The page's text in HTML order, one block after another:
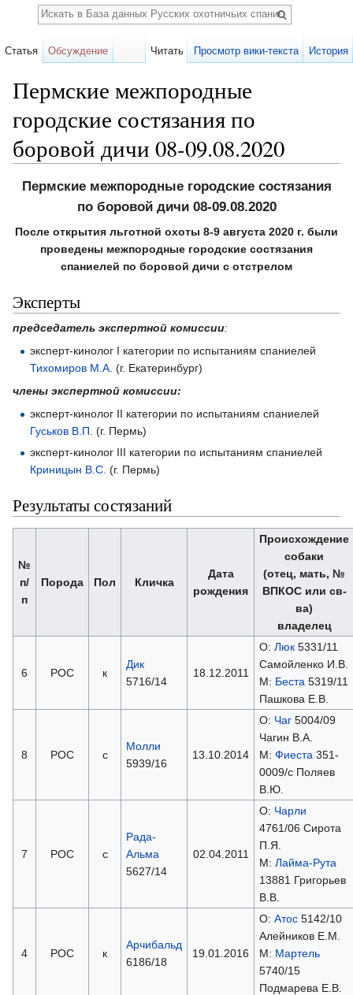
Пермские межпородные
городские состязания по
боровой дичи 08-09.08.2020
Пермские межпородные городские состязания
по боровой дичи 08-09.08.2020
После открытия льготной охоты 8-9 августа 2020 г. были
проведены межпородные городские состязания
спаниелей по боровой дичи с отстрелом
Эксперты
председатель экспертной комиссии:
эксперт-кинолог I категории по испытаниям спаниелей
Тихомиров М.А. (г. Екатеринбург)
члены экспертной комиссии:
эксперт-кинолог II категории по испытаниям спаниелей
Гуськов В.П. (г. Пермь)
эксперт-кинолог III категории по испытаниям спаниелей
Криницын В.С. (г. Пермь)
Результаты состязаний
№
п/
п
Порода Пол Кличка
Дата
рождения
Происхождение
собаки
(отец, мать, №
ВПКОС или св-
ва)
владелец
6 РОС к
Дик
5716/14
18.12.2011
О: Люк5331/11
Самойленко И.В.
М: Беста 5319/11
Пашкова Е.В.
8 РОС с
Молли
5939/16
13.10.2014
О: Чаг5004/09
Чагин В.А.
М: Фиеста 351-
0009/с Поляев
В.Ю.
7 РОС с
Рада-
Альма
5627/14
02.04.2011
О: Чарли
4761/06 Сирота
П.Я.
М: Лайма-Рута
13881 Григорьев
В.В.
4 РОС к
Арчибальд
6186/18
19.01.2016
О: Атос5142/10
Алейников Е.М.
М: Мартель
5740/15
Подмарева Е.В.
Статья Обсуждение Читать Просмотр вики-текста История
Поиск